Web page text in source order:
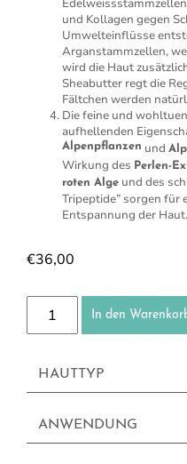
und Kollagen gegen
Umwelteinflüsse
Arganstammzellen,
wird die Haut
Sheabutter regt die
Fältchen werden
Die feine und
aufhellenden
Alpenpflanzen und
Wirkung des Perlen-
roten Alge und des
Tripeptide” sorgen für
Entspannung der Haut.
€36,00
Kennenlernset -
In den
HAUTTYP
ANWENDUNG